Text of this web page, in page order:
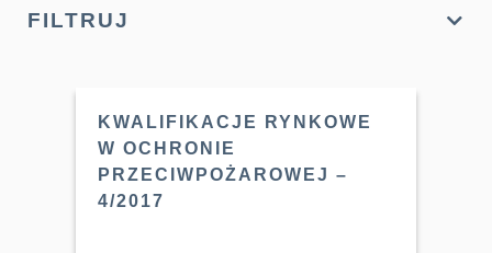
FILTRUJ
KWALIFIKACJE RYNKOWE
W OCHRONIE
PRZECIWPOŻAROWEJ –
4/2017